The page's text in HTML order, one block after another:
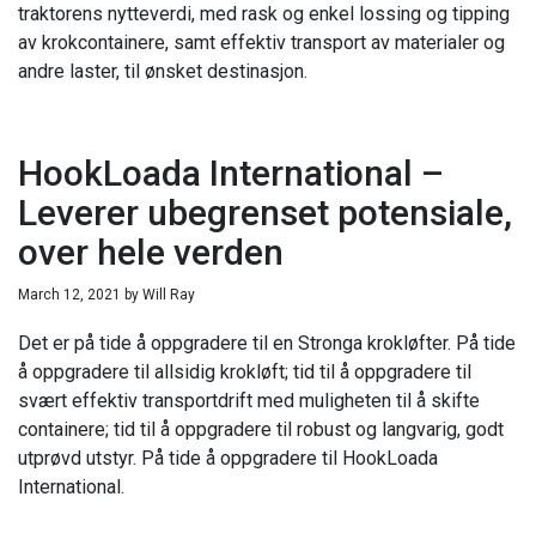
traktorens nytteverdi, med rask og enkel lossing og tipping
av krokcontainere, samt effektiv transport av materialer og
andre laster, til ønsket destinasjon.
HookLoada International –
Leverer ubegrenset potensiale,
over hele verden
March 12, 2021 by Will Ray
Det er på tide å oppgradere til en Stronga krokløfter. På tide
å oppgradere til allsidig krokløft; tid til å oppgradere til
svært effektiv transportdrift med muligheten til å skifte
containere; tid til å oppgradere til robust og langvarig, godt
utprøvd utstyr. På tide å oppgradere til HookLoada
International.